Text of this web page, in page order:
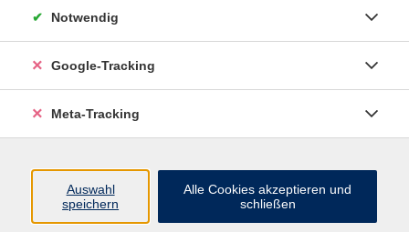
Über uns
Notwendig
Google-Tracking
Meta-Tracking
Auswahl
speichern
Alle Cookies akzeptieren und
schließen